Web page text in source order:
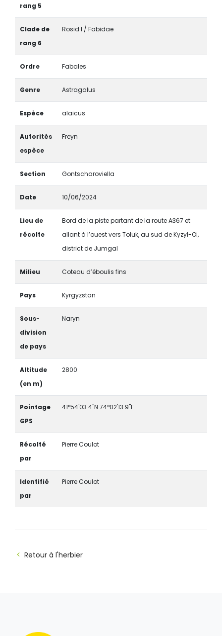
rang 5
Clade de
rang 6
Rosid I / Fabidae
Ordre Fabales
Genre Astragalus
Espèce alaicus
Autorités
espèce
Freyn
Section Gontscharoviella
Date 10/06/2024
Lieu de
récolte
Bord de la piste partant de la route A367 et
allant à l’ouest vers Toluk, au sud de Kyzyl-Oi,
district de Jumgal
Milieu Coteau d’éboulis fins
Pays Kyrgyzstan
Sous-
division
de pays
Naryn
Altitude
(en m)
2800
Pointage
GPS
41°54'03.4"N 74°02'13.9"E
Récolté
par
Pierre Coulot
Identifié
par
Pierre Coulot
Retour à l'herbier